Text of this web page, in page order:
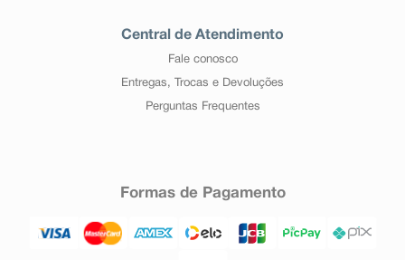
Central de Atendimento
Fale conosco
Entregas, Trocas e Devoluções
Perguntas Frequentes
Formas de Pagamento